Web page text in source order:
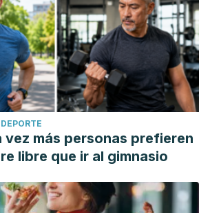
vez más personas prefieren
libre que ir al gimnasio